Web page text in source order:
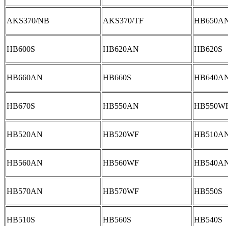
AKS370/NB AKS370/TF
HB600S HB620AN HB620S
HB660AN HB660S
HB670S HB550AN
HB520AN HB520WF
HB560AN HB560WF
HB570AN HB570WF HB550S
HB510S HB560S HB540S